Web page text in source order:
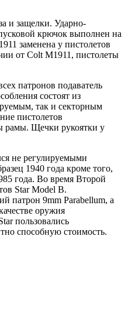
и защелки. Ударно-
крючок выполнен на
заменена у пистолетов
от Colt M1911, пистолеты
патронов подаватель
состоят из
так и секторным
пистолетов
рамы. Щечки рукоятки у
не регулируемыми
1940 года кроме того,
года. Во время Второй
Star Model B.
патрон 9mm Parabellum, а
оружия
пользовались
способную стоимость.